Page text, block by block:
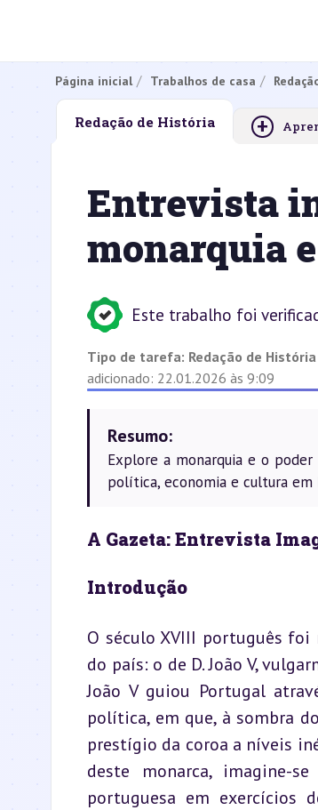
Página inicial Trabalhos de casa
Redação de História +
Entrevista
monarquia
Este trabalho foi
Tipo de tarefa: Redação de História
adicionado: 22.01.2026 às 9:09
Resumo:
Explore a monarquia e o poder
política, economia e cultura em
A Gazeta: Entrevista
Introdução
O século XVIII português
do país: o de D. João V,
João V guiou Portugal
política, em que, à sombra
prestígio da coroa a níveis
deste monarca, imagine-
portuguesa em exercícios